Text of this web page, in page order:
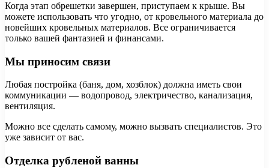
Когда этап обрешетки завершен, приступаем к крыше. Вы
можете использовать что угодно, от кровельного материала до
новейших кровельных материалов. Все ограничивается
только вашей фантазией и финансами.
Мы приносим связи
Любая постройка (баня, дом, хозблок) должна иметь свои
коммуникации — водопровод, электричество, канализация,
вентиляция.
Можно все сделать самому, можно вызвать специалистов. Это
уже зависит от вас.
Отделка рубленой ванны